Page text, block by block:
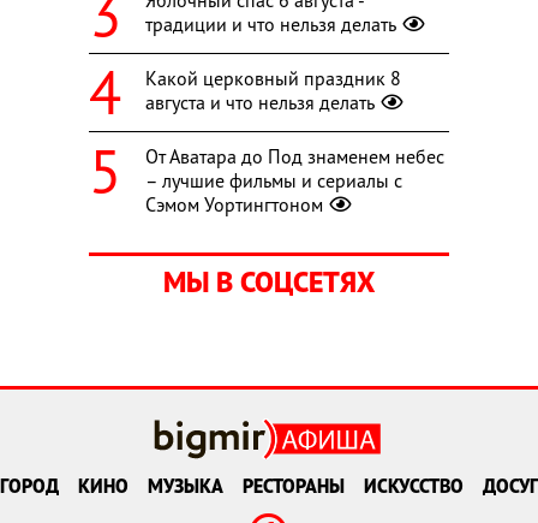
традиции и что нельзя делать
Какой церковный праздник 8
августа и что нельзя делать
От Аватара до Под знаменем небес
– лучшие фильмы и сериалы с
Сэмом Уортингтоном
МЫ В СОЦСЕТЯХ
ГОРОД КИНО МУЗЫКА РЕСТОРАНЫ ИСКУССТВО ДОСУГ